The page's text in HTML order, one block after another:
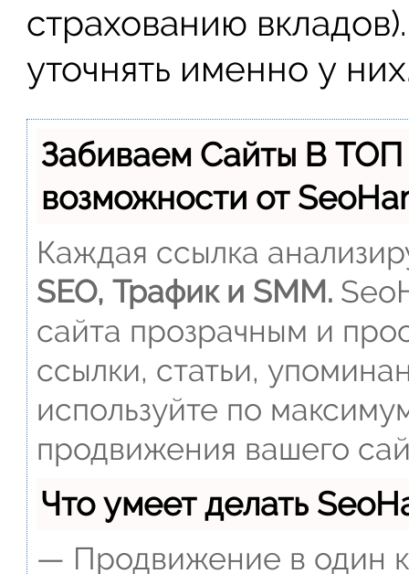
страхованию
уточнять именно у
Забиваем Сайты В
возможности от
Каждая ссылка
SEO, Трафик и SMM.
сайта прозрачным и
ссылки, статьи,
используйте по
продвижения вашего
Что умеет делать
— Продвижение в один